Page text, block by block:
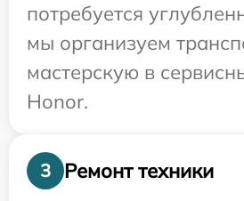
потребуется
мы организуем
мастерскую в
Honor.
3
Ремонт техники